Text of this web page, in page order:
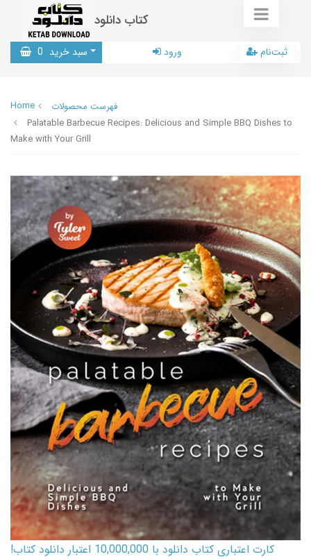
کتاب دانلود
سبد خرید 0 ورود ثبت‌نام
Home
فهرست محصولات
Palatable Barbecue Recipes: Delicious and Simple BBQ Dishes to
Make with Your Grill
کارت اعتباری کتاب دانلود با 10,000,000 اعتبار دانلود کتاب!